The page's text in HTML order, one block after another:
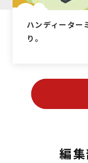
ハンディーター
り。
編